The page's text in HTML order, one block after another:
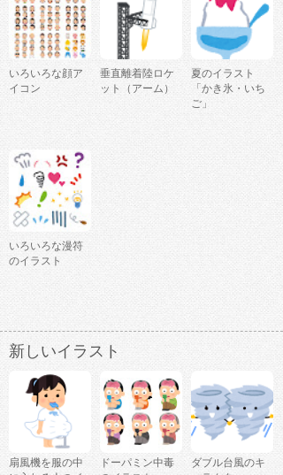
いろいろな顔ア
イコン
垂直離着陸ロケ
ット（アーム）
夏のイラスト
「かき氷・いち
ご」
いろいろな漫符
のイラスト
新しいイラスト
扇風機を服の中
ドーパミン中毒
ダブル台風のキ